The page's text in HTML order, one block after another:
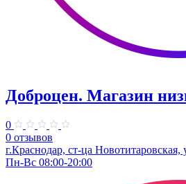
Доброцен. ​Магазин
0
0 отзывов
г.Краснодар, ст-ца
Пн-Вс 08:00-20:00